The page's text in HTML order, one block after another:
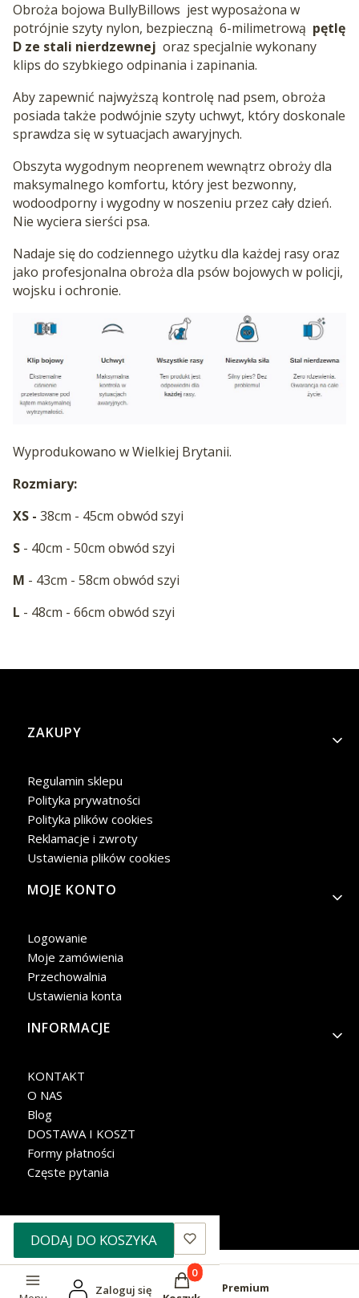
Obroża bojowa BullyBillows jest wyposażona w
potrójnie szyty nylon, bezpieczną 6-milimetrową pętlę
D ze stali nierdzewnej oraz specjalnie wykonany
klips do szybkiego odpinania i zapinania.
Aby zapewnić najwyższą kontrolę nad psem, obroża
posiada także podwójnie szyty uchwyt, który doskonale
sprawdza się w sytuacjach awaryjnych.
Obszyta wygodnym neoprenem wewnątrz obroży dla
maksymalnego komfortu, który jest bezwonny,
wodoodporny i wygodny w noszeniu przez cały dzień.
Nie wyciera sierści psa.
Nadaje się do codziennego użytku dla każdej rasy oraz
jako profesjonalna obroża dla psów bojowych w policji,
wojsku i ochronie.
Wyprodukowano w Wielkiej Brytanii.
Rozmiary:
XS - 38cm - 45cm obwód szyi
S - 40cm - 50cm obwód szyi
M - 43cm - 58cm obwód szyi
L - 48cm - 66cm obwód szyi
Linki w stopce
ZAKUPY
Regulamin sklepu
Polityka prywatności
Polityka plików cookies
Reklamacje i zwroty
Ustawienia plików cookies
MOJE KONTO
Logowanie
Moje zamówienia
Przechowalnia
Ustawienia konta
INFORMACJE
KONTAKT
O NAS
Blog
DOSTAWA I KOSZT
Formy płatności
Częste pytania
Sklep internetowyShoper Premium
DODAJ DO KOSZYKA
Zaloguj się Produkty w koszyku: 0. Zobacz